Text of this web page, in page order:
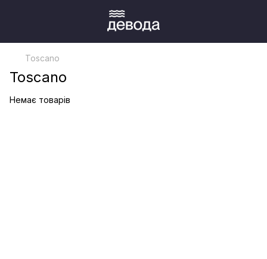
Toscano
Toscano
Немає товарів